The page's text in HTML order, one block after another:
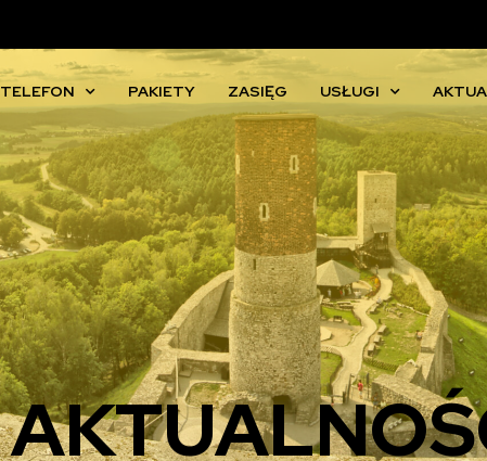
TELEFON PAKIETY ZASIĘG USŁUGI